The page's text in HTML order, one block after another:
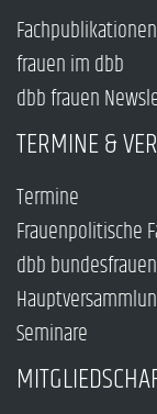
Fachpublikationen
frauen im dbb
dbb frauen
TERMINE &
Termine
Frauenpolitische
dbb
Seminare